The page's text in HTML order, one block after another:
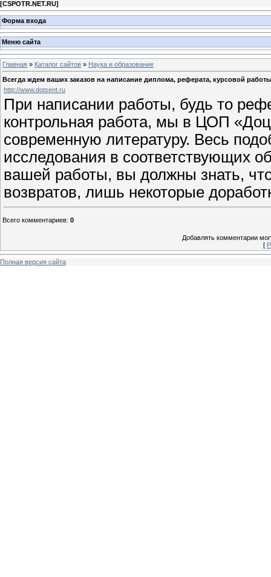
[CSPOTR.NET.RU]
Форма входа
Меню сайта
Главная » Каталог сайтов » Наука и образование
Всегда ждем ваших заказов на написание диплома, реферата, курсовой
http://www.dotsent.ru
При написании работы, будь то
контрольная работа, мы в ЦОП
современную литературу. Весь
исследования в соответствующих
вашей работы, вы должны знать,
возвратов, лишь некоторые
Всего комментариев: 0
Добавлять комментарии
[
Полная версия сайта